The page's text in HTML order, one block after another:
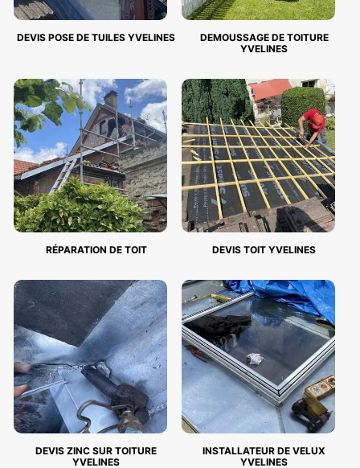
DEVIS POSE DE TUILES YVELINES
DEMOUSSAGE DE TOITURE
YVELINES
RÉPARATION DE TOIT DEVIS TOIT YVELINES
DEVIS ZINC SUR TOITURE
YVELINES
INSTALLATEUR DE VELUX
YVELINES